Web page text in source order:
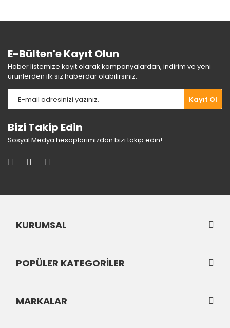
E-Bülten'e Kayıt Olun
Haber listemize kayıt olarak kampanyalardan, indirim ve yeni
ürünlerden ilk siz haberdar olabilirsiniz.
Kayıt Ol
Bizi Takip Edin
Sosyal Medya hesaplarımızdan bizi takip edin!
KURUMSAL
POPÜLER KATEGORİLER
MARKALAR